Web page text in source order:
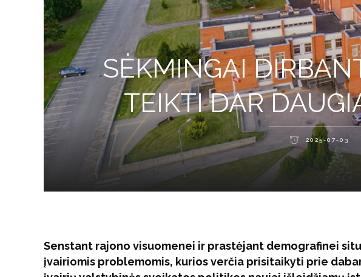
SĖKMINGAI
TEIKTI DAR
2025-07-03
Senstant rajono visuomenei ir prastėjant demografinei
įvairiomis problemomis, kurios verčia prisitaikyti prie